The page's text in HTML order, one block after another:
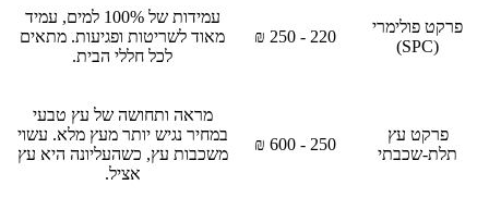
פרקט פולימרי
(SPC)
220 - 250 ₪
עמידות של 100% למים, עמיד
מאוד לשריטות ופגיעות. מתאים
לכל חללי הבית.
פרקט עץ
תלת-שכבתי
250 - 600 ₪
מראה ותחושה של עץ טבעי
במחיר נגיש יותר מעץ מלא. עשוי
משכבות עץ, כשהעליונה היא עץ
אציל.